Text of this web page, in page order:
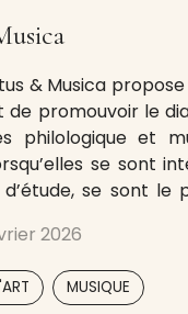
& Musica
de promouvoir le
philologique et
se sont
se sont le
recherche
Musicologie », actif
initiative,
2026
MUSIQUE